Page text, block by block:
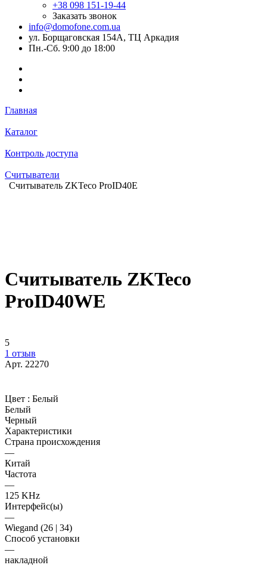
+38 098 151-19-44
Заказать звонок
info@domofone.com.ua
ул. Борщаговская 154А, ТЦ Аркадия
Пн.-Сб. 9:00 до 18:00
Главная
Каталог
Контроль доступа
Считыватели
Считыватель ZKTeco ProID40E
Считыватель ZKTeco
ProID40WE
5
1 отзыв
Арт. 22270
Цвет : Белый
Белый
Черный
Характеристики
Страна происхождения
—
Китай
Частота
—
125 KHz
Интерфейс(ы)
—
Wiegand (26 | 34)
Способ установки
—
накладной